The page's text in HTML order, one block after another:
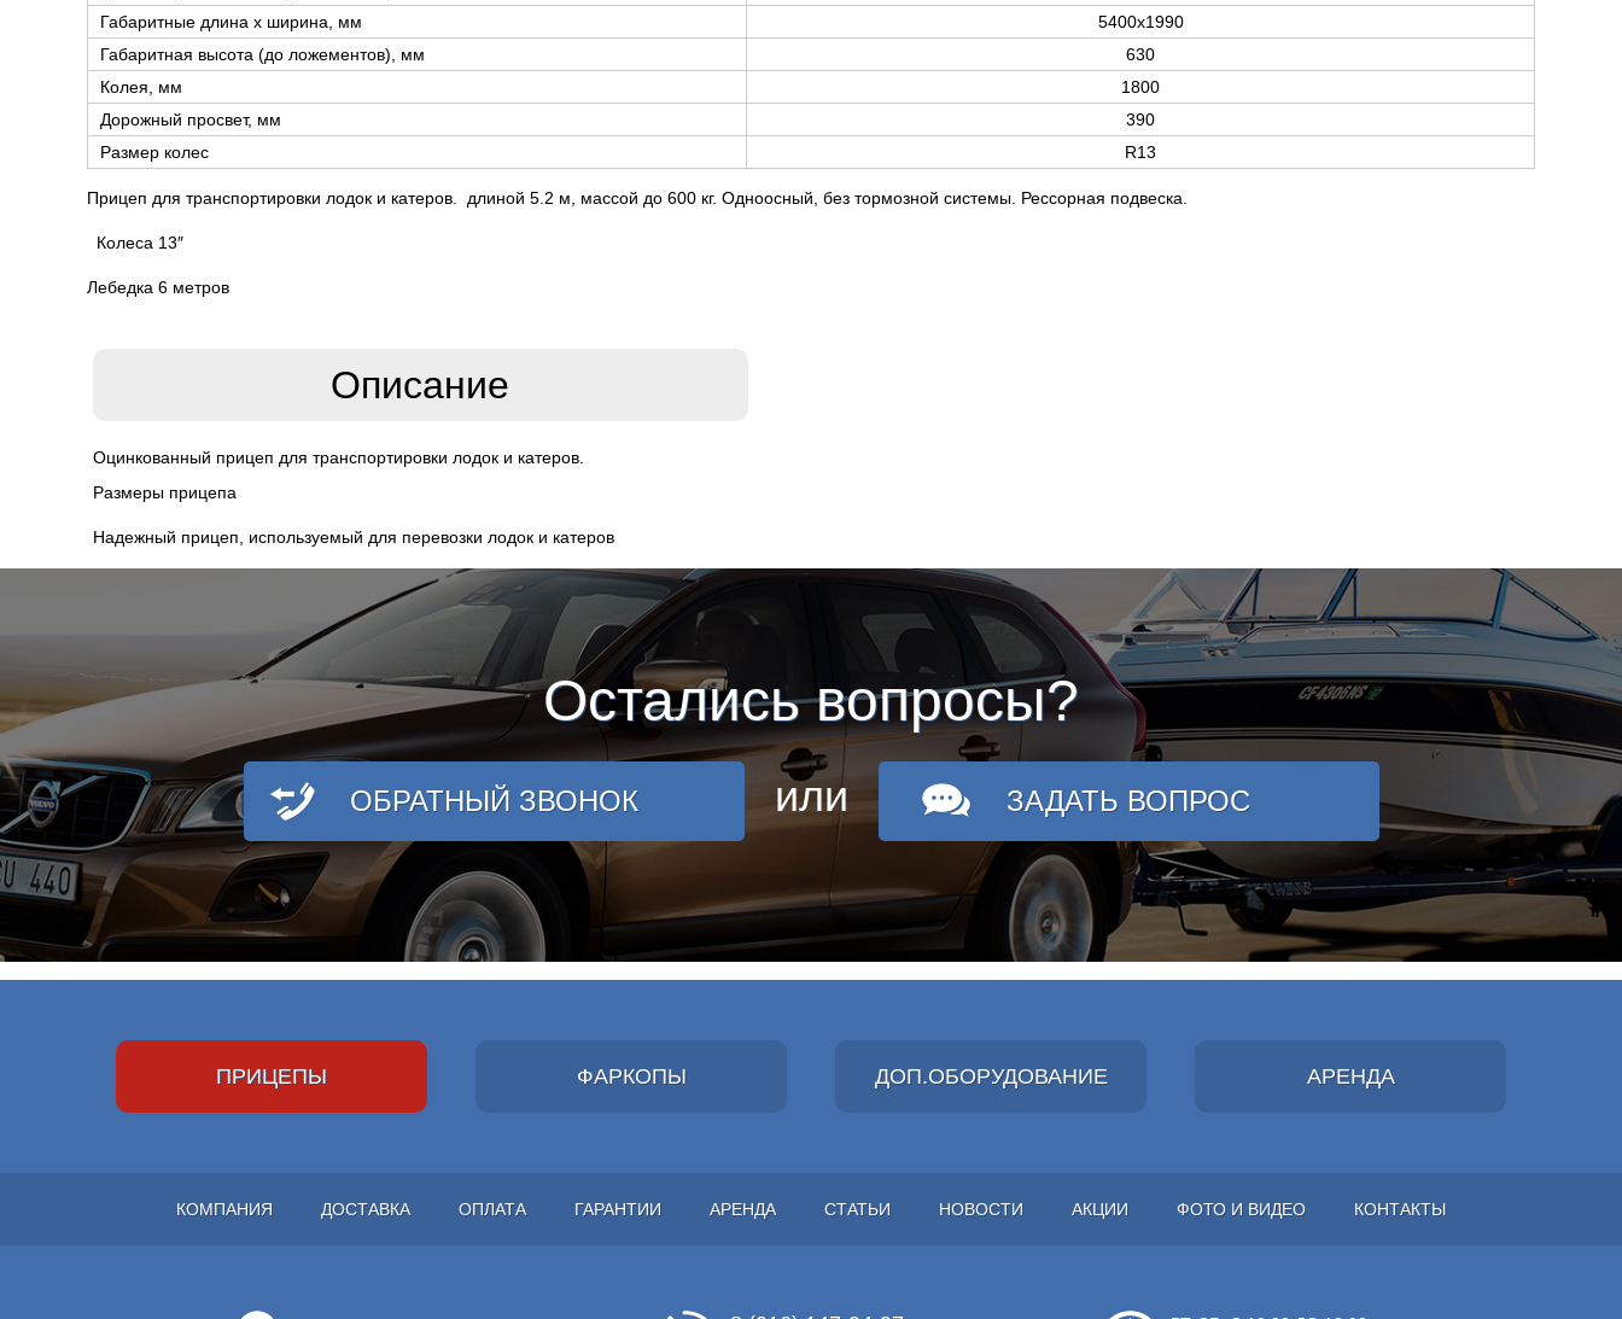
Габаритные длина х ширина, мм
5400х1990
Габаритная высота (до ложементов), мм
630
Колея, мм
1800
Дорожный просвет, мм
390
Размер колес
R13
Прицеп для транспортировки лодок и катеров. длиной 5.2 м, массой до 600 кг. Одноосный, без тормозной системы. Рессорная подвеска.
Колеса 13″
Лебедка 6 метров
Описание
Оцинкованный прицеп для транспортировки лодок и катеров.
Размеры прицепа
Надежный прицеп, используемый для перевозки лодок и катеров
Остались вопросы?
ОБРАТНЫЙ ЗВОНОК или ЗАДАТЬ ВОПРОС
ПРИЦЕПЫ ФАРКОПЫ ДОП.ОБОРУДОВАНИЕ АРЕНДА
КОМПАНИЯ ДОСТАВКА ОПЛАТА ГАРАНТИИ АРЕНДА СТАТЬИ НОВОСТИ АКЦИИ ФОТО И ВИДЕО КОНТАКТЫ